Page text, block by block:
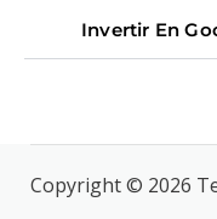
Invertir En
Copyright © 2026